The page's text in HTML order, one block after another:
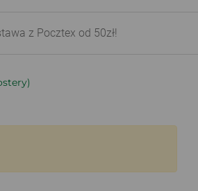
z Pocztex od 50zł!